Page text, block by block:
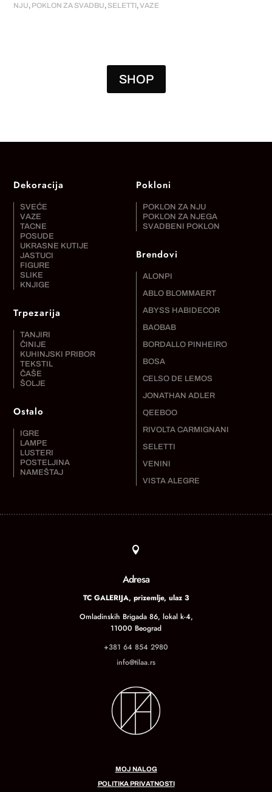
NJU, POKLON ZA SVADBU, SELETTI,VAZE
SHOP
Dekoracija
SVEĆE
VAZE
TACNE
POSUDE
UKRASNE KUTIJE
JASTUCI
FIGURE
SLIKE
KNJIGE
Trpezarija
TANJIRI
ČINIJE
KUHINJSKI PRIBOR
TEKSTIL
ČAŠE
ŠOLJE
Ostalo
IGRE
LAMPE
LUSTERI
POSTELJINA
NAMEŠTAJ
Pokloni
POKLON ZA NJU
POKLON ZA NJEGA
SVADBENI POKLON
Brendovi
ALONPI
ABLO BLOMMAERT
ABYSS HABIDECOR
BAOBAB
BORDALLO PINHEIRO
BOSA
CELSO DE LEMOS
JONATHAN ADLER
QEEBOO
RIVOLTA CARMIGNANI
SELETTI
VENINI
VISTA ALEGRE

Adresa
TC GALERIJA, prizemlje, ulaz 3
Omladinskih Brigada 86, lokal k-4,
11000 Beograd
+381 64 854 2980
info@tilaa.rs
MOJ NALOG
POLITIKA PRIVATNOSTI